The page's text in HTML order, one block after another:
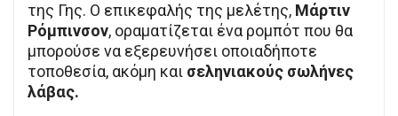
της Γης. Ο επικεφαλής της μελέτης, Μάρτιν
Ρόμπινσον, οραματίζεται ένα ρομπότ που θα
μπορούσε να εξερευνήσει οποιαδήποτε
τοποθεσία, ακόμη και σεληνιακούς σωλήνες
λάβας.